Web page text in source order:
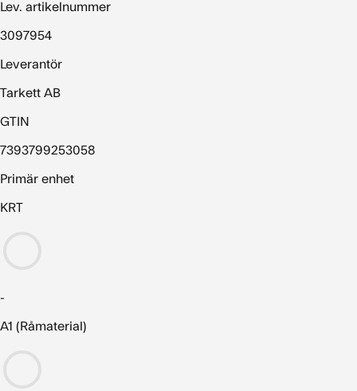
Lev. artikelnummer
3097954
Leverantör
Tarkett AB
GTIN
7393799253058
Primär enhet
KRT
-
A1 (Råmaterial)